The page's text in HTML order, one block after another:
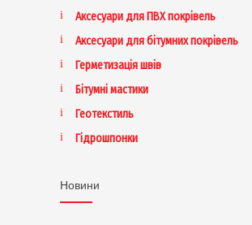
Аксесуари для ПВХ покрівель
Аксесуари для бітумних покрівель
Герметизація швів
Бітумні мастики
Геотекстиль
Гідрошпонки
Новини